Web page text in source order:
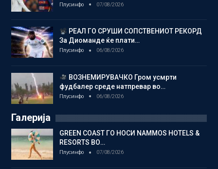
Плусинфо 07/08/2026
РЕАЛ ГО СРУШИ СОПСТВЕНИОТ РЕКОРД
За Диоманде ќе плати…
Плусинфо 06/08/2026
ВОЗНЕМИРУВАЧКО Гром усмрти
фудбалер среде натпревар во…
Плусинфо 06/08/2026
Галерија
GREEN COAST ГО НОСИ NAMMOS HOTELS &
RESORTS ВО…
Плусинфо 07/08/2026